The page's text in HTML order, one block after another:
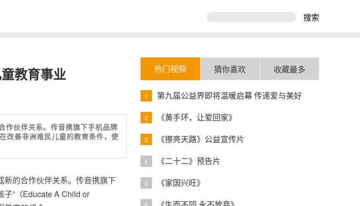
搜索
教育事业
作伙伴关系。传音携旗下手机品牌
改善非洲难民儿童的教育条件，使
的合作伙伴关系。传音携旗下
子”（Educate A Child or
热门视频 猜你喜欢 收藏最多
1 第九届公益界即将温暖启幕 传递爱与美好
2 《黄手环，让爱回家》
3 《擦亮天路》公益宣传片
4 《二十二》预告片
5 《家国兴旺》